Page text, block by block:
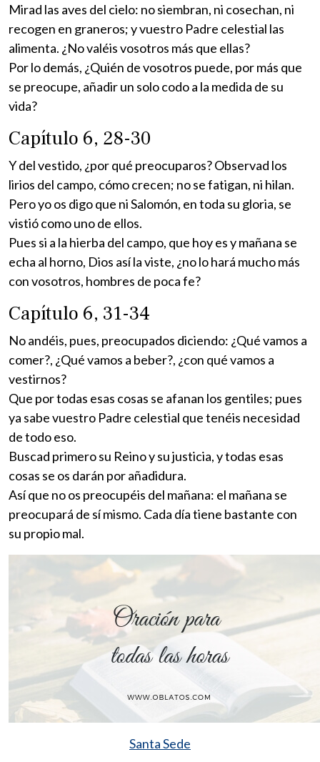
Mirad las aves del cielo: no siembran, ni cosechan, ni
recogen en graneros; y vuestro Padre celestial las
alimenta. ¿No valéis vosotros más que ellas?
Por lo demás, ¿Quién de vosotros puede, por más que
se preocupe, añadir un solo codo a la medida de su
vida?
Capítulo 6, 28-30
Y del vestido, ¿por qué preocuparos? Observad los
lirios del campo, cómo crecen; no se fatigan, ni hilan.
Pero yo os digo que ni Salomón, en toda su gloria, se
vistió como uno de ellos.
Pues si a la hierba del campo, que hoy es y mañana se
echa al horno, Dios así la viste, ¿no lo hará mucho más
con vosotros, hombres de poca fe?
Capítulo 6, 31-34
No andéis, pues, preocupados diciendo: ¿Qué vamos a
comer?, ¿Qué vamos a beber?, ¿con qué vamos a
vestirnos?
Que por todas esas cosas se afanan los gentiles; pues
ya sabe vuestro Padre celestial que tenéis necesidad
de todo eso.
Buscad primero su Reino y su justicia, y todas esas
cosas se os darán por añadidura.
Así que no os preocupéis del mañana: el mañana se
preocupará de sí mismo. Cada día tiene bastante con
su propio mal.
Santa Sede